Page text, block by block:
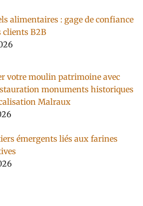
alimentaires : gage de confiance
clients B2B
votre moulin patrimoine avec
monuments historiques
Malraux
émergents liés aux farines